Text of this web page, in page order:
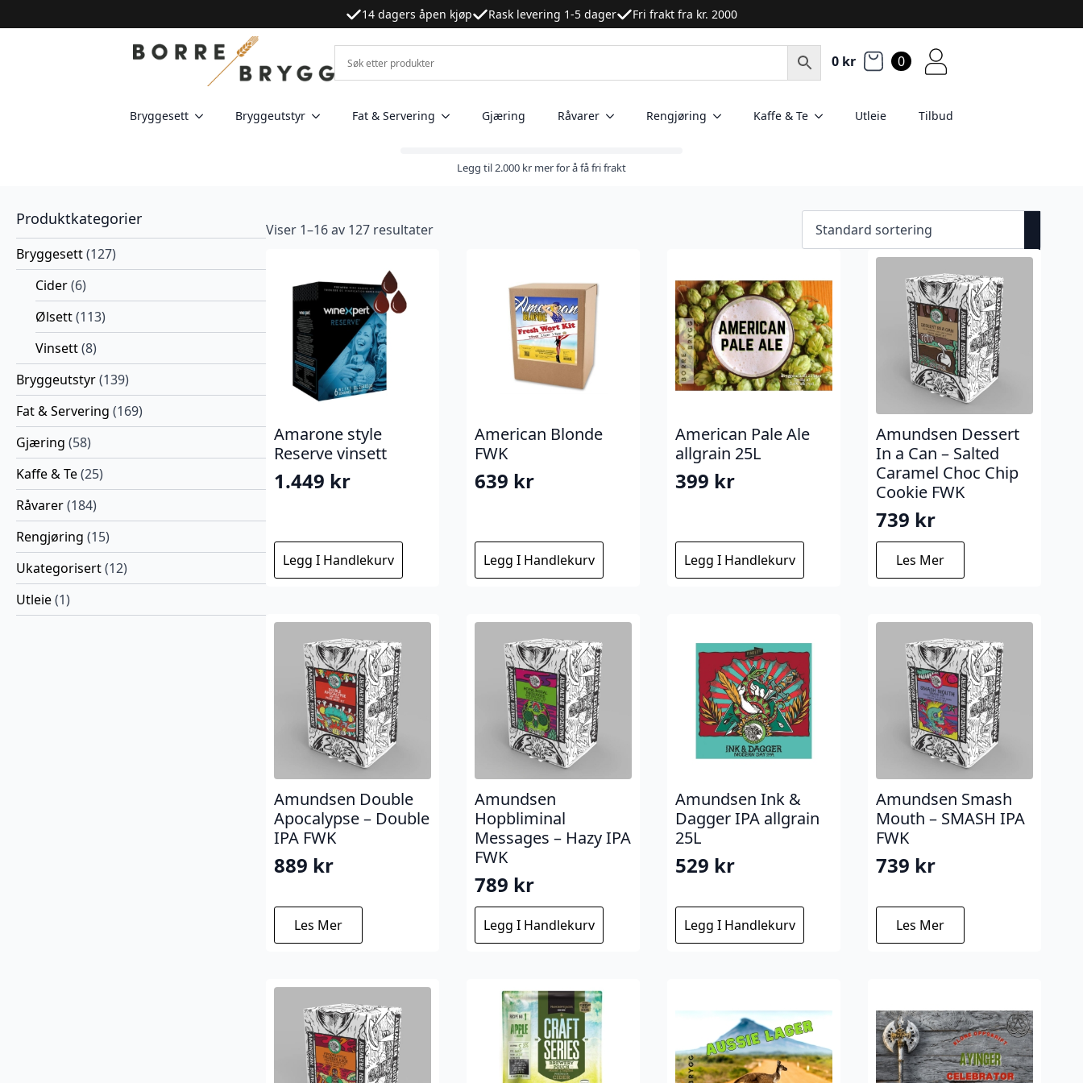
14 dagers åpen kjøp Rask levering 1-5 dager Fri frakt fra kr. 2000
0 kr 0
Bryggesett Bryggeutstyr Fat & Servering Gjæring Råvarer Rengjøring Kaffe & Te Utleie Tilbud
Legg til2.000 kr mer for å få fri frakt
Produktkategorier
Bryggesett(127)
Cider(6)
Ølsett(113)
Vinsett(8)
Bryggeutstyr(139)
Fat & Servering (169)
Gjæring (58)
Kaffe & Te(25)
Råvarer(184)
Rengjøring (15)
Ukategorisert(12)
Utleie(1)
Viser 1–16 av 127 resultater
Amarone style
Reserve vinsett
1.449 kr
Legg I Handlekurv
American Blonde
FWK
639 kr
Legg I Handlekurv
American Pale Ale
allgrain 25L
399 kr
Legg I Handlekurv
Amundsen Dessert
In a Can – Salted
Caramel Choc Chip
Cookie FWK
739 kr
Les Mer
Amundsen Double
Apocalypse – Double
IPA FWK
889 kr
Les Mer
Amundsen
Hopbliminal
Messages – Hazy IPA
FWK
789 kr
Legg I Handlekurv
Amundsen Ink &
Dagger IPA allgrain
25L
529 kr
Legg I Handlekurv
Amundsen Smash
Mouth – SMASH IPA
FWK
739 kr
Les Mer